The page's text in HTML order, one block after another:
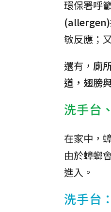
環保署呼
敏反應；
還有， 廁
道，翅膀
洗手台
在家中，
由於蟑螂
進入。
洗手台：